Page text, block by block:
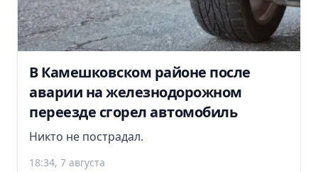
В Камешковском районе после
аварии на железнодорожном
переезде сгорел автомобиль
Никто не пострадал.
18:34, 7 августа